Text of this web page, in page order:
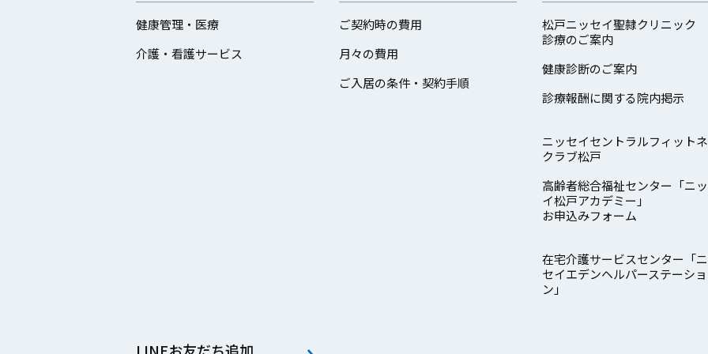
健康管理・医療
介護・看護サービス
ご契約時の費用
月々の費用
ご入居の条件・契約手順
松戸ニッセイ聖隷クリニック
診療のご案内
健康診断のご案内
診療報酬に関する院内掲示
ニッセイセントラルフィット
クラブ松戸
高齢者総合福祉センター「ニ
イ松戸アカデミー」
お申込みフォーム
在宅介護サービスセンター「
セイエデンヘルパーステーショ
ン」